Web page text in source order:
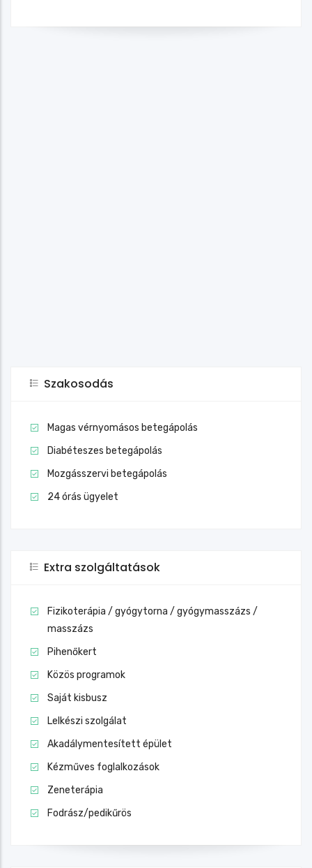
Szakosodás
Magas vérnyomásos betegápolás
Diabéteszes betegápolás
Mozgásszervi betegápolás
24 órás ügyelet
Extra szolgáltatások
Fizikoterápia / gyógytorna / gyógymasszázs /
masszázs
Pihenőkert
Közös programok
Saját kisbusz
Lelkészi szolgálat
Akadálymentesített épület
Kézműves foglalkozások
Zeneterápia
Fodrász/pedikűrös